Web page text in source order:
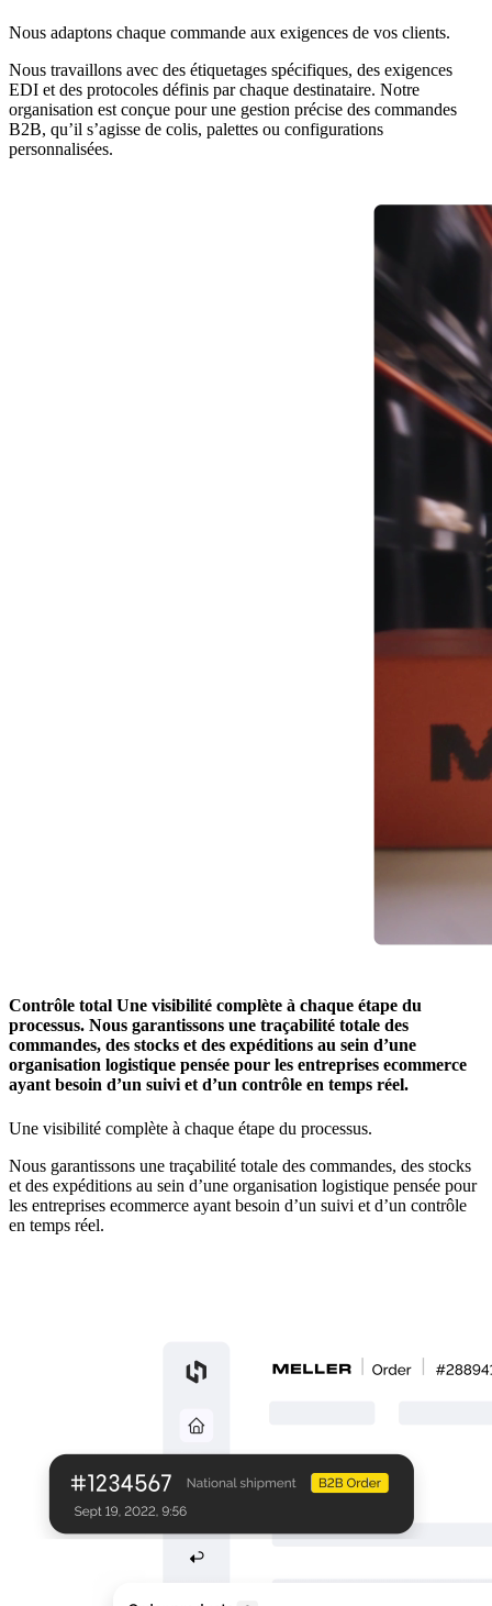
Nous adaptons chaque commande aux exigences de vos clients.
Nous travaillons avec des étiquetages spécifiques, des exigences
EDI et des protocoles définis par chaque destinataire. Notre
organisation est conçue pour une gestion précise des commandes
B2B, qu’il s’agisse de colis, palettes ou configurations
personnalisées.
Contrôle total Une visibilité complète à chaque étape du
processus. Nous garantissons une traçabilité totale des
commandes, des stocks et des expéditions au sein d’une
organisation logistique pensée pour les entreprises ecommerce
ayant besoin d’un suivi et d’un contrôle en temps réel.
Une visibilité complète à chaque étape du processus.
Nous garantissons une traçabilité totale des commandes, des stocks
et des expéditions au sein d’une organisation logistique pensée pour
les entreprises ecommerce ayant besoin d’un suivi et d’un contrôle
en temps réel.